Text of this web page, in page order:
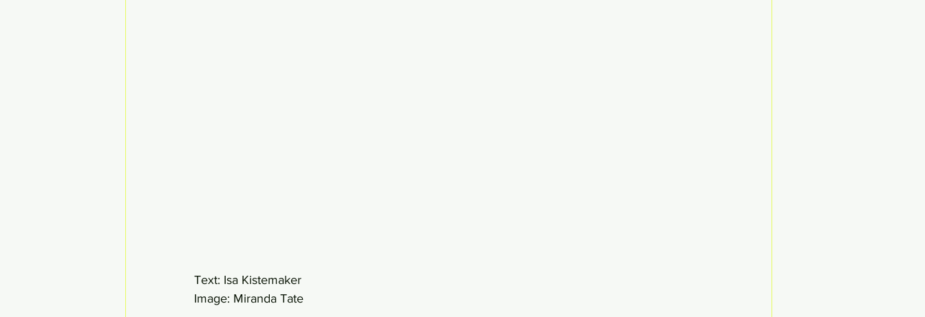
Text: Isa Kistemaker
Image: Miranda Tate